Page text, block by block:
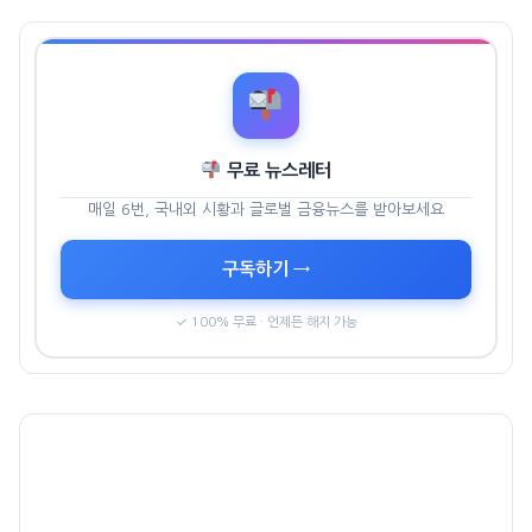
무료 뉴스레터
매일 6번, 국내외 시황과 글로벌 금융뉴스를 받아보세요
구독하기 →
✓ 100% 무료 · 언제든 해지 가능